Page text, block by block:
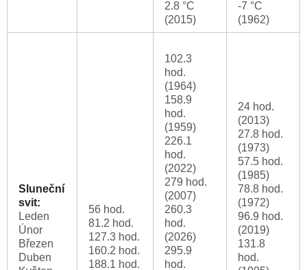
2.8 °C
(2015)
-7 °C
(1962)
Sluneční
svit:
Leden
Únor
Březen
Duben
56 hod.
81.2 hod.
127.3 hod.
160.2 hod.
188.1 hod.
102.3
hod.
(1964)
158.9
hod.
(1959)
226.1
hod.
(2022)
279 hod.
(2007)
260.3
hod.
(2026)
295.9
hod.
24 hod.
(2013)
27.8 hod.
(1973)
57.5 hod.
(1985)
78.8 hod.
(1972)
96.9 hod.
(2019)
131.8
hod.